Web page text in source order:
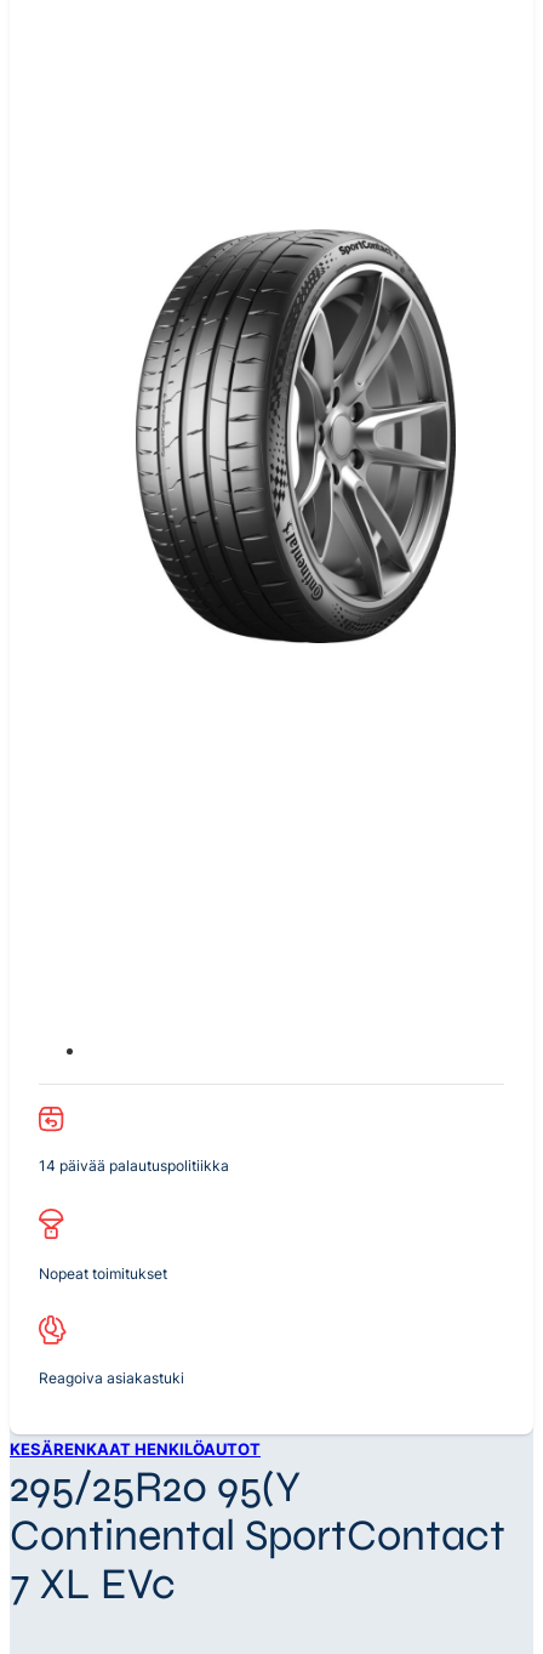
14 päivää palautuspolitiikka
Nopeat toimitukset
Reagoiva asiakastuki
KESÄRENKAAT HENKILÖAUTOT
295/25R20 95(Y
Continental SportContact
7 XL EVc